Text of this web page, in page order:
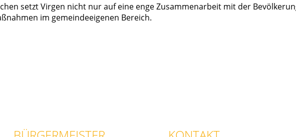
setzt Virgen nicht nur auf eine enge Zusammenarbeit mit der
im gemeindeeigenen Bereich.